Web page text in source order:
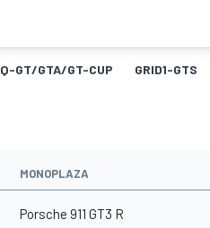
Q-GT/GTA/GT-CUP GRID1-GTS
MONOPLAZA
Porsche 911 GT3 R